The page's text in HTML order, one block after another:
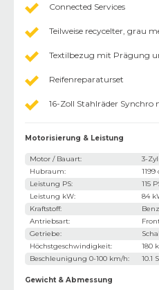
Connected Services
Teilweise recycelter, grau
Textilbezug mit Prägung
Reifenreparaturset
16-Zoll Stahlräder
Motorisierung & Leistung
Motor / Bauart:
3-
Hubraum:
1199
Leistung PS:
115
Leistung kW:
84
Kraftstoff:
Antriebsart:
Getriebe:
Höchstgeschwindigkeit:
180
Beschleunigung 0-100 km/h: 10.1
Gewicht & Abmessung